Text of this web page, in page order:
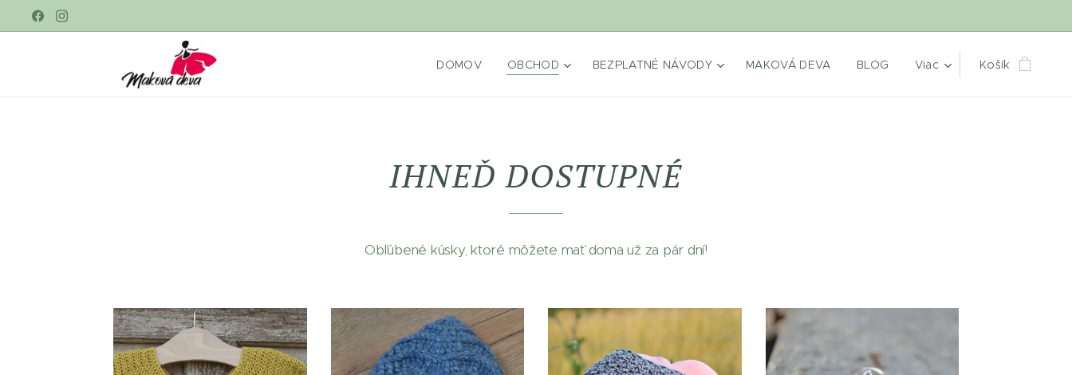
DOMOV OBCHOD BEZPLATNÉ NÁVODY MAKOVÁ DEVA BLOG Viac Košík
IHNEĎ DOSTUPNÉ
Obľúbené kúsky, ktoré môžete mať doma už za pár dní!